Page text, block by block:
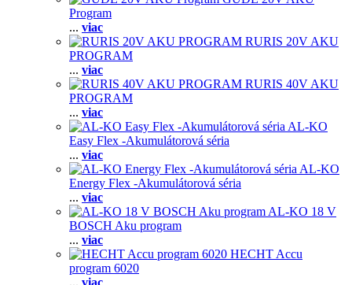
Program
... viac
RURIS 20V AKU
PROGRAM
... viac
RURIS 40V AKU
PROGRAM
... viac
AL-KO
Easy Flex -Akumulátorová séria
... viac
AL-KO
Energy Flex -Akumulátorová séria
... viac
AL-KO 18 V
BOSCH Aku program
... viac
HECHT Accu
program 6020
... viac